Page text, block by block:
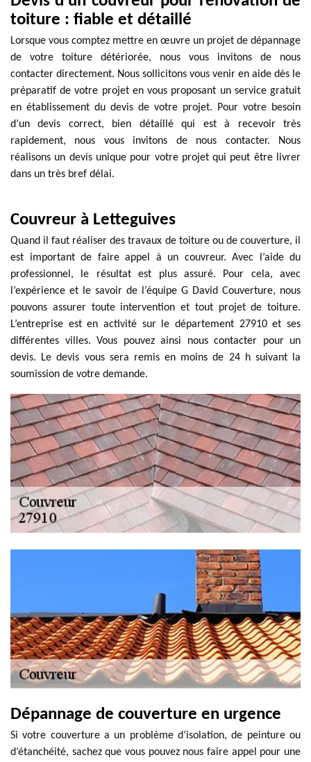
toiture : fiable et détaillé
Lorsque vous comptez mettre en œuvre un projet de dépannage
de votre toiture détériorée, nous vous invitons de nous
contacter directement. Nous sollicitons vous venir en aide dès le
préparatif de votre projet en vous proposant un service gratuit
en établissement du devis de votre projet. Pour votre besoin
d’un devis correct, bien détaillé qui est à recevoir très
rapidement, nous vous invitons de nous contacter. Nous
réalisons un devis unique pour votre projet qui peut être livrer
dans un très bref délai.
Couvreur à Letteguives
Quand il faut réaliser des travaux de toiture ou de couverture, il
est important de faire appel à un couvreur. Avec l’aide du
professionnel, le résultat est plus assuré. Pour cela, avec
l’expérience et le savoir de l’équipe G David Couverture, nous
pouvons assurer toute intervention et tout projet de toiture.
L’entreprise est en activité sur le département 27910 et ses
différentes villes. Vous pouvez ainsi nous contacter pour un
devis. Le devis vous sera remis en moins de 24 h suivant la
soumission de votre demande.
Dépannage de couverture en urgence
Si votre couverture a un problème d’isolation, de peinture ou
d’étanchéité, sachez que vous pouvez nous faire appel pour une